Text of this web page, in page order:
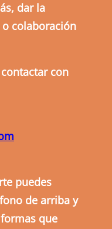
dar la
colaboración
con
puedes
de arriba y
que